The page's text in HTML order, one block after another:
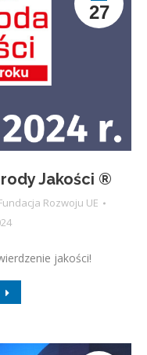
Jakości ®
Rozwoju UE
27
jakości!